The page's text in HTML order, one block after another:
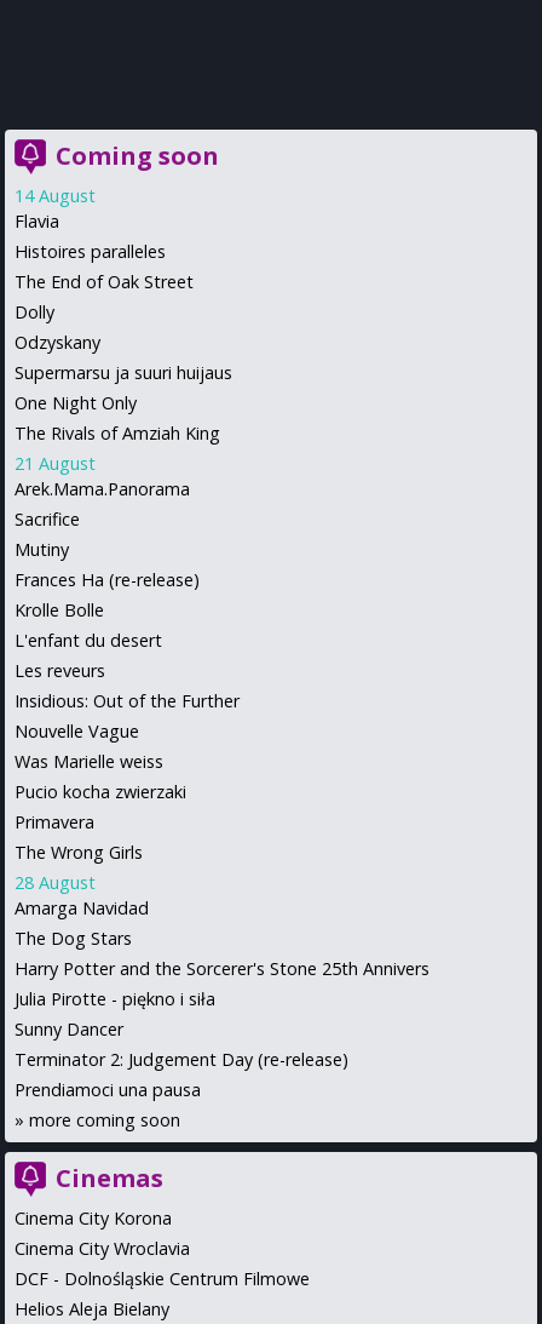
Coming soon
14 August
Flavia
Histoires paralleles
The End of Oak Street
Dolly
Odzyskany
Supermarsu ja suuri huijaus
One Night Only
The Rivals of Amziah King
21 August
Arek.Mama.Panorama
Sacrifice
Mutiny
Frances Ha (re-release)
Krolle Bolle
L'enfant du desert
Les reveurs
Insidious: Out of the Further
Nouvelle Vague
Was Marielle weiss
Pucio kocha zwierzaki
Primavera
The Wrong Girls
28 August
Amarga Navidad
The Dog Stars
Harry Potter and the Sorcerer's Stone 25th Annivers
Julia Pirotte - piękno i siła
Sunny Dancer
Terminator 2: Judgement Day (re-release)
Prendiamoci una pausa
» more coming soon
Cinemas
Cinema City Korona
Cinema City Wroclavia
DCF - Dolnośląskie Centrum Filmowe
Helios Aleja Bielany